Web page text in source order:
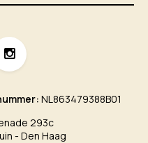
293c
- Den Haag
NL863479388B01